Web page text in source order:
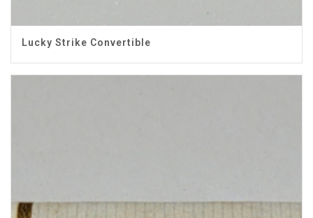
Lucky Strike Convertible